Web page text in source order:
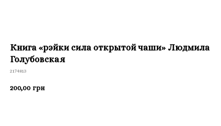
Книга «рэйки сила открытой чаши» Людмила
Голубовская
2174813
200,00 грн